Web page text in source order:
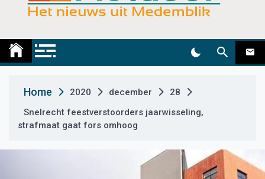
e
t
Medemblik Actueel
Home 2020 december
28
Snelrecht feestverstoorders jaarwisseling,
strafmaat gaat fors omhoog